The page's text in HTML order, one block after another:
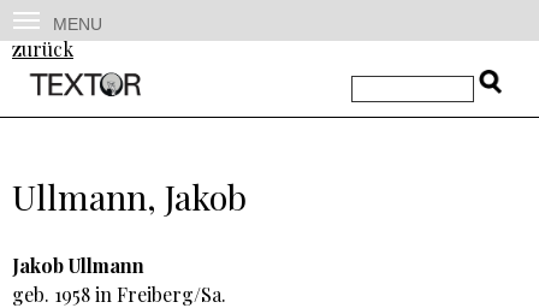
MENU
zurück
Ullmann, Jakob
Jakob Ullmann
geb. 1958 in Freiberg/Sa.